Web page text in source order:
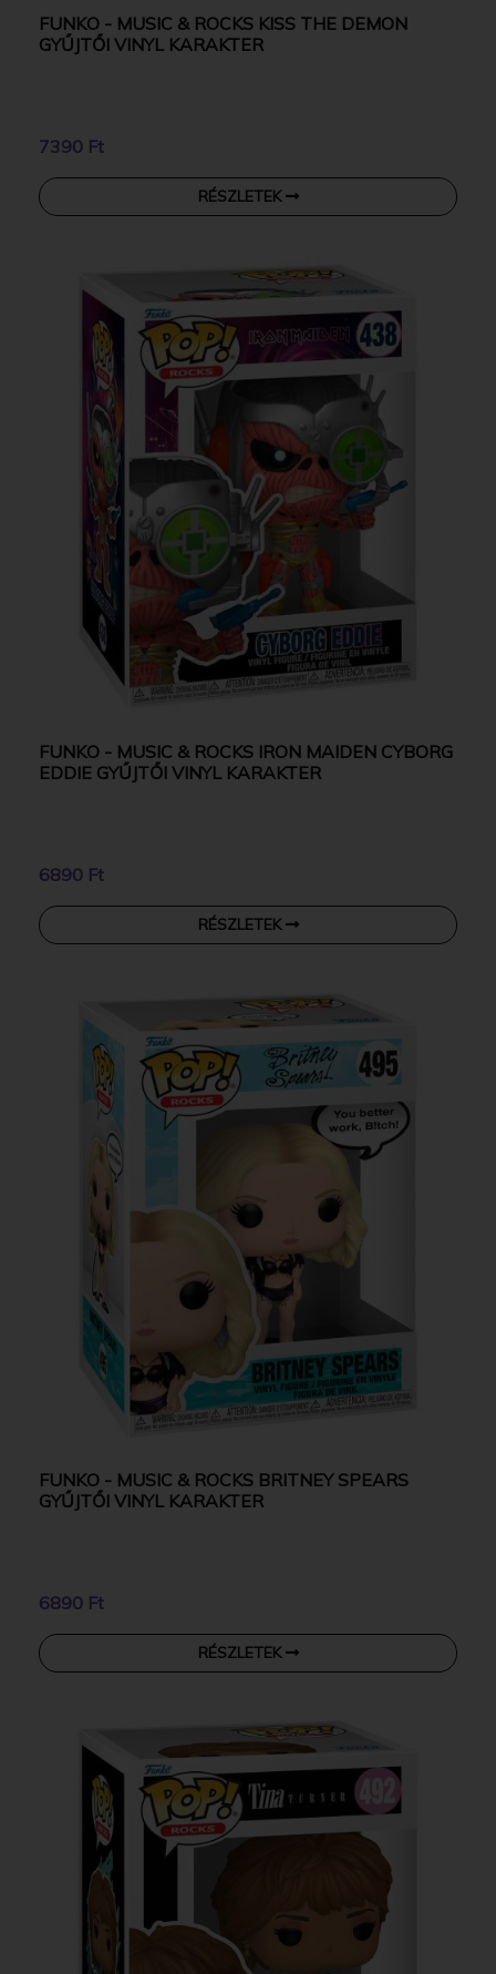
FUNKO - MUSIC & ROCKS KISS THE DEMON
GYŰJTŐI VINYL KARAKTER
7390 Ft
RÉSZLETEK
FUNKO - MUSIC & ROCKS IRON MAIDEN CYBORG
EDDIE GYŰJTŐI VINYL KARAKTER
6890 Ft
RÉSZLETEK
FUNKO - MUSIC & ROCKS BRITNEY SPEARS
GYŰJTŐI VINYL KARAKTER
6890 Ft
RÉSZLETEK